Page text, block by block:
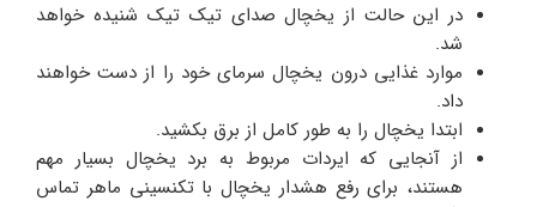
در این حالت از یخچال صدای تیک تیک شنیده خواهد
شد.
موارد غذایی درون یخچال سرمای خود را از دست خواهند
داد.
ابتدا یخچال را به طور کامل از برق بکشید.
از آنجایی که ایردات مربوط به برد یخچال بسیار مهم
هستند، برای رفع هشدار یخچال با تکنسینی ماهر تماس